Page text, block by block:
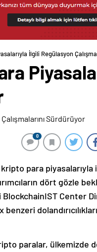
İlgili Regülasyon
0
kripto para
dört gözle
Center
paralar, ülkemizde